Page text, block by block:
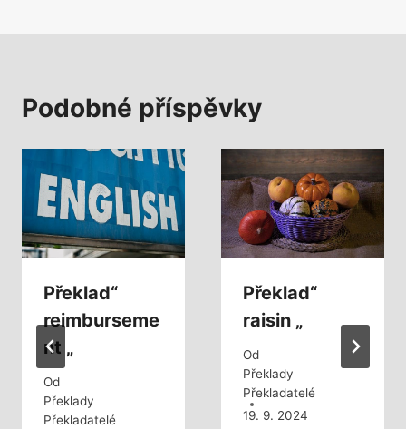
Podobné příspěvky
Překlad“
reimburseme
nt „
Od
Překlady
Překladatelé
Překlad“
raisin „
Od
Překlady
Překladatelé
19. 9. 2024